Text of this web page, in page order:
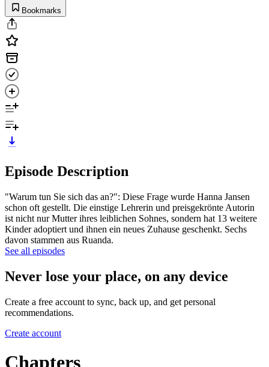
Bookmarks
Episode Description
"Warum tun Sie sich das an?": Diese Frage wurde Hanna Jansen
schon oft gestellt. Die einstige Lehrerin und preisgekrönte Autorin
ist nicht nur Mutter ihres leiblichen Sohnes, sondern hat 13 weitere
Kinder adoptiert und ihnen ein neues Zuhause geschenkt. Sechs
davon stammen aus Ruanda.
See all episodes
Never lose your place, on any device
Create a free account to sync, back up, and get personal
recommendations.
Create account
Chapters